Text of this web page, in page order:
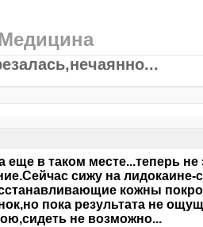
в таком месте...теперь не
сижу на
кожны
пока результата не
не возможно...